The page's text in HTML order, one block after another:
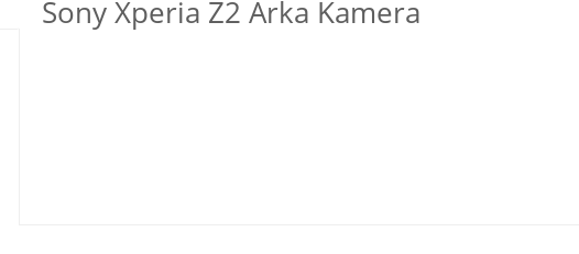
Sony Xperia Z2 Arka Kamera